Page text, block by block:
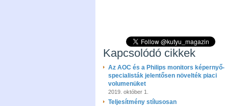
Kapcsolódó cikkek
Az AOC és a Philips monitors képernyő-
specialisták jelentősen növelték piaci
volumenüket
2019. október 1.
Teljesítmény stílusosan